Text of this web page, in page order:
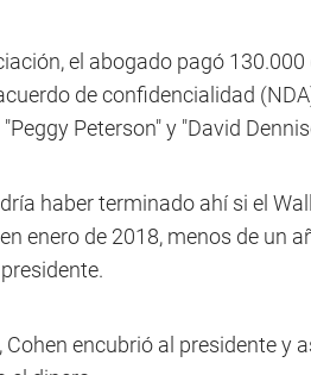
el abogado pagó
de confidencialidad
Peterson" y "David
haber terminado ahí si el
enero de 2018, menos de un
Cohen encubrió al presidente y